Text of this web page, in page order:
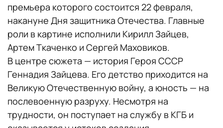
премьера которого состоится 22 февраля,
накануне Дня защитника Отечества. Главные
роли в картине исполнили Кирилл Зайцев,
Артем Ткаченко и Сергей Маховиков.
В центре сюжета — история Героя СССР
Геннадия Зайцева. Его детство приходится на
Великую Отечественную войну, а юность — на
послевоенную разруху. Несмотря на
трудности, он поступает на службу в КГБ и